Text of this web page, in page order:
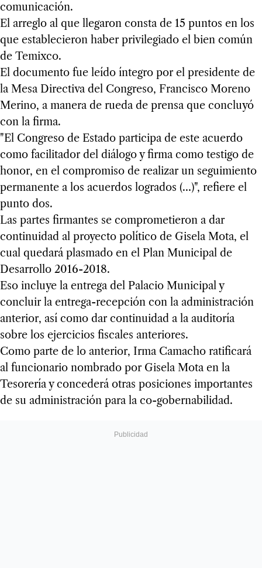
comunicación.
El arreglo al que llegaron consta de 15 puntos en los
que establecieron haber privilegiado el bien común
de Temixco.
El documento fue leído íntegro por el presidente de
la Mesa Directiva del Congreso, Francisco Moreno
Merino, a manera de rueda de prensa que concluyó
con la firma.
"El Congreso de Estado participa de este acuerdo
como facilitador del diálogo y firma como testigo de
honor, en el compromiso de realizar un seguimiento
permanente a los acuerdos logrados (…)", refiere el
punto dos.
Las partes firmantes se comprometieron a dar
continuidad al proyecto político de Gisela Mota, el
cual quedará plasmado en el Plan Municipal de
Desarrollo 2016-2018.
Eso incluye la entrega del Palacio Municipal y
concluir la entrega-recepción con la administración
anterior, así como dar continuidad a la auditoría
sobre los ejercicios fiscales anteriores.
Como parte de lo anterior, Irma Camacho ratificará
al funcionario nombrado por Gisela Mota en la
Tesorería y concederá otras posiciones importantes
de su administración para la co-gobernabilidad.